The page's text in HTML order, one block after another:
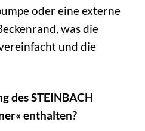
oder eine externe
was die
und die
des STEINBACH
enthalten?